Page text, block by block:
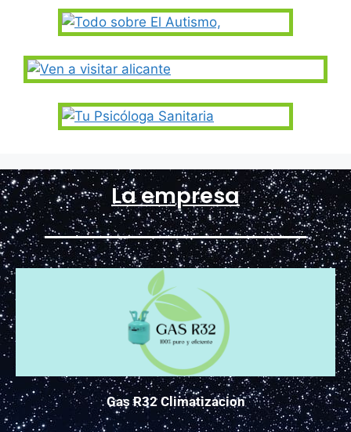
La empresa
Gas R32 Climatizacion